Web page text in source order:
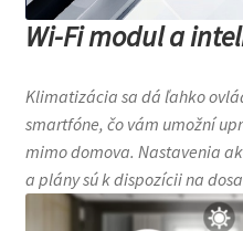
Wi-Fi modul a
Klimatizácia sa dá ľahko
smartfóne, čo vám umožní
mimo domova. Nastavenia
a plány sú k dispozícii na